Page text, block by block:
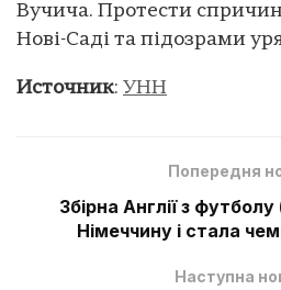
Вучича. Протести
Нові-Саді та підозрами
Источник: УНН
Попередня
Збірна Англії з
Німеччину і стала
Наступна